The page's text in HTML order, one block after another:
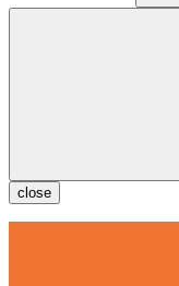
close